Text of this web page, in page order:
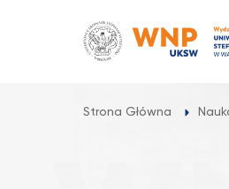
Strona Główna